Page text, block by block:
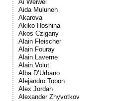
Ai Weiwei
Aida Muluneh
Akarova
Akiko Hoshina
Akos Czigany
Alain Fleischer
Alain Fouray
Alain Laverne
Alain Volut
Alba D’Urbano
Alejandro Tobon
Alex Jordan
Alexander Zhyvotkov